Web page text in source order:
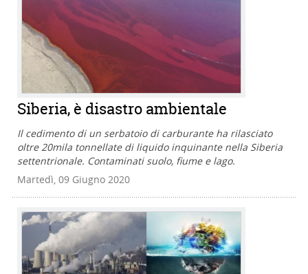
Siberia, è disastro ambientale
Il cedimento di un serbatoio di carburante ha rilasciato
oltre 20mila tonnellate di liquido inquinante nella Siberia
settentrionale. Contaminati suolo, fiume e lago.
Martedì, 09 Giugno 2020